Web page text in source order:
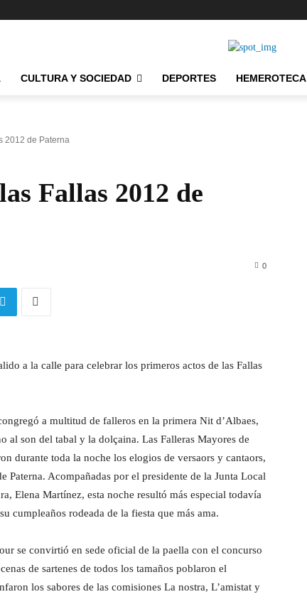
CULTURA Y SOCIEDAD DEPORTES HEMEROTECA
2012 de Paterna
Fallas 2012 de
0
a la calle para celebrar los primeros actos de las Fallas
a multitud de falleros en la primera Nit d’Albaes,
al son del tabal y la dolçaina. Las Falleras Mayores de
durante toda la noche los elogios de versaors y cantaors,
Acompañadas por el presidente de la Junta Local
Elena Martínez, esta noche resultó más especial todavía
cumpleaños rodeada de la fiesta que más ama.
se convirtió en sede oficial de la paella con el concurso
de sartenes de todos los tamaños poblaron el
los sabores de las comisiones La nostra, L’amistat y